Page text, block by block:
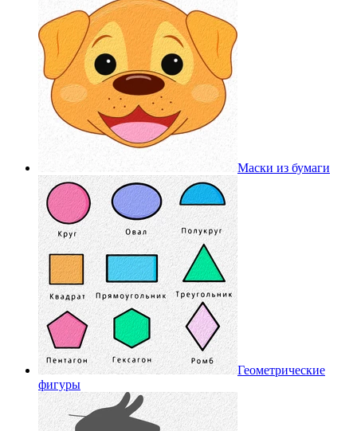
Маски из бумаги
Геометрические
фигуры